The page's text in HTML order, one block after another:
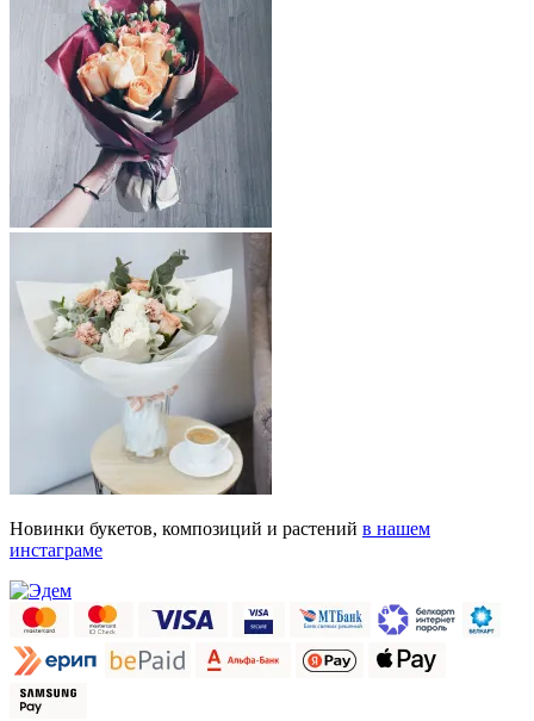
Новинки букетов, композиций и растений в нашем
инстаграме